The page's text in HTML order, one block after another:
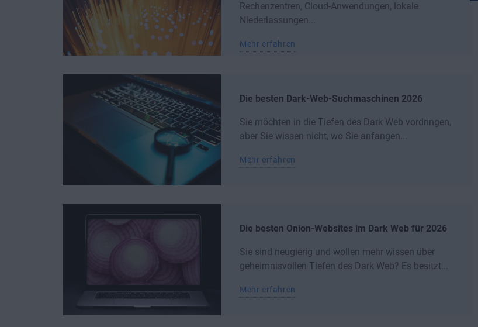
Rechenzentren, Cloud-Anwendungen, lokale
Niederlassungen...
Mehr erfahren
Die besten Dark-Web-Suchmaschinen 2026
Sie möchten in die Tiefen des Dark Web vordringen,
aber Sie wissen nicht, wo Sie anfangen...
Mehr erfahren
Die besten Onion-Websites im Dark Web für 2026
Sie sind neugierig und wollen mehr wissen über
geheimnisvollen Tiefen des Dark Web? Es besitzt...
Mehr erfahren